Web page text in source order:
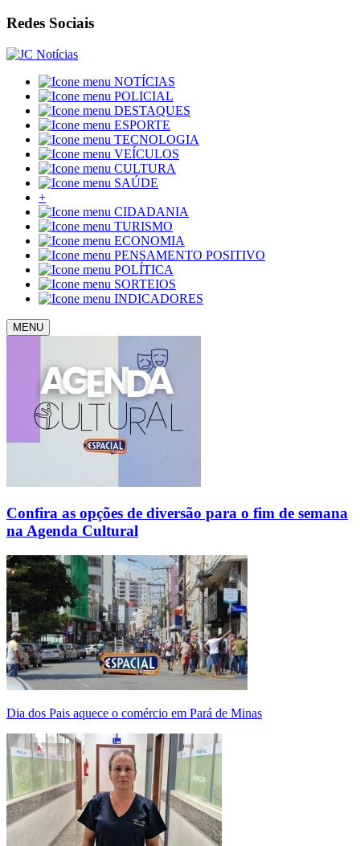
Redes Sociais
NOTÍCIAS
POLICIAL
DESTAQUES
ESPORTE
TECNOLOGIA
VEÍCULOS
CULTURA
SAÚDE
+
CIDADANIA
TURISMO
ECONOMIA
PENSAMENTO POSITIVO
POLÍTICA
SORTEIOS
INDICADORES
MENU
Confira as opções de diversão para o fim de semana
na Agenda Cultural
Dia dos Pais aquece o comércio em Pará de Minas